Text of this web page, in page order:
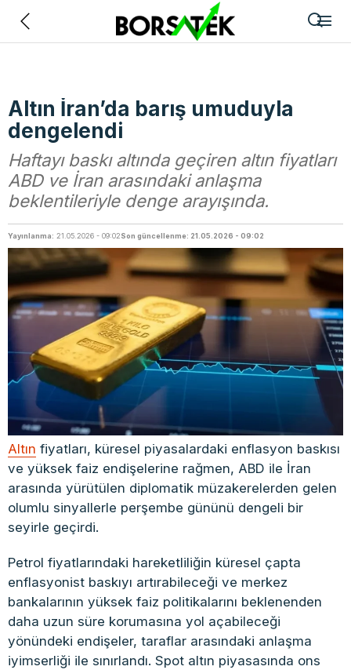
Altın İran’da barış umuduyla
dengelendi
Haftayı baskı altında geçiren altın fiyatları
ABD ve İran arasındaki anlaşma
beklentileriyle denge arayışında.
Yayınlanma: 21.05.2026 - 09:02Son güncellenme: 21.05.2026 - 09:02
Altın fiyatları, küresel piyasalardaki enflasyon baskısı
ve yüksek faiz endişelerine rağmen, ABD ile İran
arasında yürütülen diplomatik müzakerelerden gelen
olumlu sinyallerle perşembe gününü dengeli bir
seyirle geçirdi.
Petrol fiyatlarındaki hareketliliğin küresel çapta
enflasyonist baskıyı artırabileceği ve merkez
bankalarının yüksek faiz politikalarını beklenenden
daha uzun süre korumasına yol açabileceği
yönündeki endişeler, taraflar arasındaki anlaşma
iyimserliği ile sınırlandı. Spot altın piyasasında ons